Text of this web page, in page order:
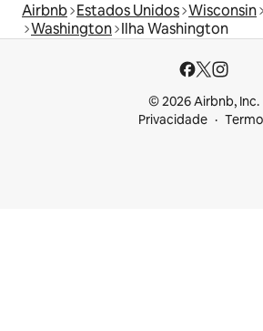
Airbnb Estados Unidos Wisconsin
Washington Ilha Washington
© 2026 Airbnb, Inc.
Privacidade